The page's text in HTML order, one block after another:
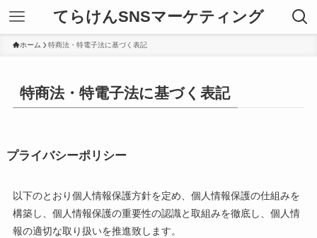
てらけんSNSマーケティング
ホーム 特商法・特電子法に基づく表記
特商法・特電子法に基づく表記
プライバシーポリシー
以下のとおり個人情報保護方針を定め、個人情報保護の仕組みを
構築し、個人情報保護の重要性の認識と取組みを徹底し、個人情
報の適切な取り扱いを推進致します。